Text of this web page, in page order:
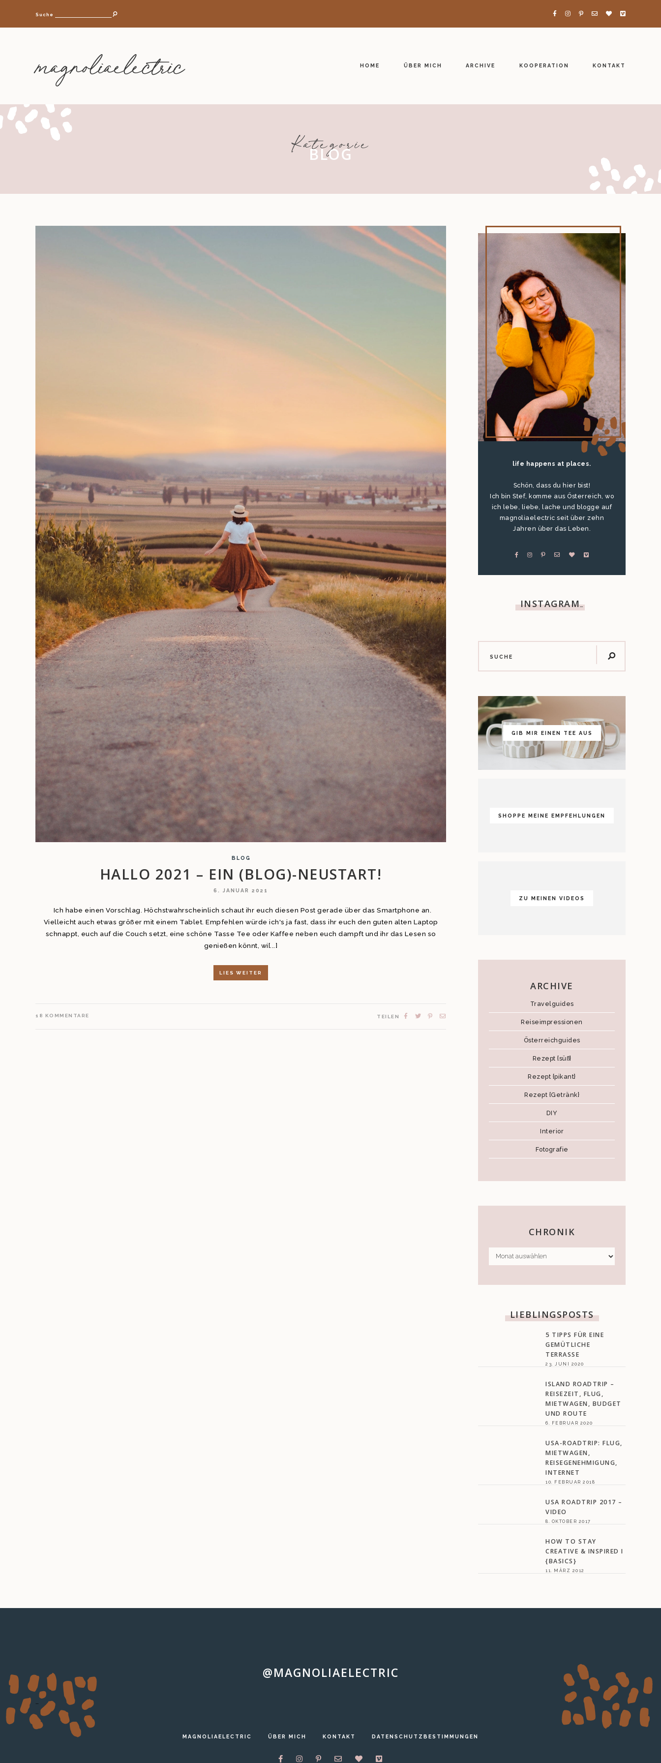
Suche
magnoliaelectric HOME ÜBER MICH ARCHIVE KOOPERATION KONTAKT
Kategorie
BLOG
BLOG
HALLO 2021 – EIN (BLOG)-NEUSTART!
6. JANUAR 2021
Ich habe einen Vorschlag. Höchstwahrscheinlich schaut ihr euch diesen Post gerade über das Smartphone an.
Vielleicht auch etwas größer mit einem Tablet. Empfehlen würde ich's ja fast, dass ihr euch den guten alten Laptop
schnappt, euch auf die Couch setzt, eine schöne Tasse Tee oder Kaffee neben euch dampft und ihr das Lesen so
genießen könnt, wi[...]
LIES WEITER
18 KOMMENTARE TEILEN
life happens at places.
Schön, dass du hier bist!
Ich bin Stef, komme aus Österreich, wo
ich lebe, liebe, lache und blogge auf
magnoliaelectric seit über zehn
Jahren über das Leben.
INSTAGRAM…
GIB MIR EINEN TEE AUS
SHOPPE MEINE EMPFEHLUNGEN
ZU MEINEN VIDEOS
ARCHIVE
Travelguides
Reiseimpressionen
Österreichguides
Rezept {süß}
Rezept {pikant}
Rezept {Getränk}
DIY
Interior
Fotografie
CHRONIK
CHRONIK
LIEBLINGSPOSTS
5 TIPPS FÜR EINE
GEMÜTLICHE
TERRASSE
23. JUNI 2020
ISLAND ROADTRIP –
REISEZEIT, FLUG,
MIETWAGEN, BUDGET
UND ROUTE
6. FEBRUAR 2020
USA-ROADTRIP: FLUG,
MIETWAGEN,
REISEGENEHMIGUNG,
INTERNET
10. FEBRUAR 2018
USA ROADTRIP 2017 –
VIDEO
8. OKTOBER 2017
HOW TO STAY
CREATIVE & INSPIRED I
{BASICS}
11. MÄRZ 2012
@MAGNOLIAELECTRIC
MAGNOLIAELECTRIC ÜBER MICH KONTAKT DATENSCHUTZBESTIMMUNGEN